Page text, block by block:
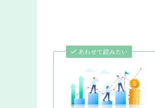
あわせて読みたい